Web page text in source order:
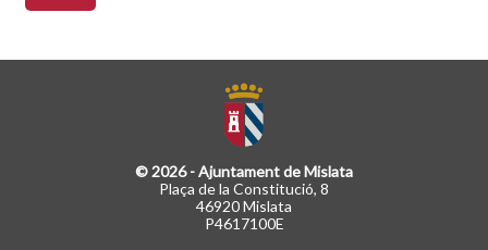
© 2026 - Ajuntament de Mislata
Plaça de la Constitució, 8
46920 Mislata
P4617100E